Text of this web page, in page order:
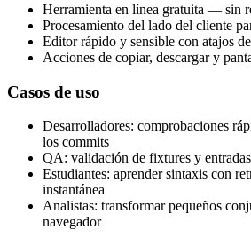
Herramienta en línea gratuita — sin
Procesamiento del lado del cliente
Editor rápido y sensible con atajos
Acciones de copiar, descargar y
Casos de uso
Desarrolladores: comprobaciones
los commits
QA: validación de fixtures y
Estudiantes: aprender sintaxis con
instantánea
Analistas: transformar pequeños
navegador